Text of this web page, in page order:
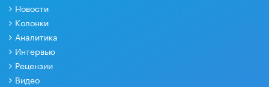
Новости
Колонки
Аналитика
Интервью
Рецензии
Видео